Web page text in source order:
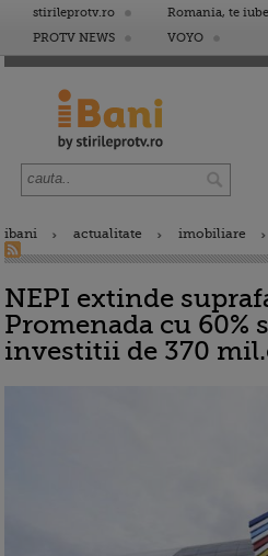
stirileprotv.ro Romania, te
PROTV NEWS
VOYO
ibani actualitate imobiliare
NEPI extinde
Promenada cu 60%
investitii de 370